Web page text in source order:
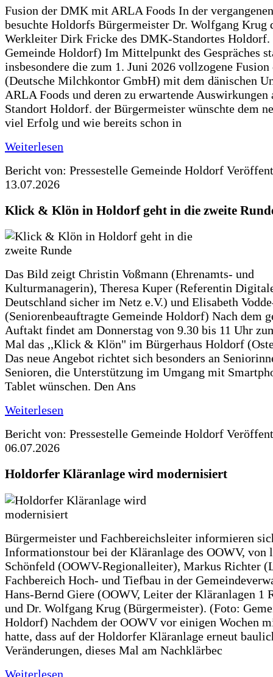
Fusion der DMK mit ARLA Foods In der
besuchte Holdorfs Bürgermeister Dr. Wolfgang Krug
Werkleiter Dirk Fricke des DMK-Standortes Holdorf.
Gemeinde Holdorf) Im Mittelpunkt des Gespräches
insbesondere die zum 1. Juni 2026 vollzogene
(Deutsche Milchkontor GmbH) mit dem dänischen
ARLA Foods und deren zu erwartende Auswirkungen
Standort Holdorf. der Bürgermeister wünschte dem
viel Erfolg und wie bereits schon in
Weiterlesen
Bericht von: Pressestelle Gemeinde Holdorf
13.07.2026
Klick & Klön in Holdorf geht in die zweite
Das Bild zeigt Christin Voßmann (Ehrenamts- und
Kulturmanagerin), Theresa Kuper (Referentin
Deutschland sicher im Netz e.V.) und Elisabeth
(Seniorenbeauftragte Gemeinde Holdorf) Nach dem
Auftakt findet am Donnerstag von 9.30 bis 11 Uhr
Mal das ,,Klick & Klön" im Bürgerhaus Holdorf
Das neue Angebot richtet sich besonders an
Senioren, die Unterstützung im Umgang mit
Tablet wünschen. Den Ans
Weiterlesen
Bericht von: Pressestelle Gemeinde Holdorf
06.07.2026
Holdorfer Kläranlage wird modernisiert
Bürgermeister und Fachbereichsleiter informieren
Informationstour bei der Kläranlage des OOWV, von
Schönfeld (OOWV-Regionalleiter), Markus Richter
Fachbereich Hoch- und Tiefbau in der
Hans-Bernd Giere (OOWV, Leiter der Kläranlagen 1
und Dr. Wolfgang Krug (Bürgermeister). (Foto:
Holdorf) Nachdem der OOWV vor einigen Wochen
hatte, dass auf der Holdorfer Kläranlage erneut
Veränderungen, dieses Mal am Nachklärbec
Weiterlesen